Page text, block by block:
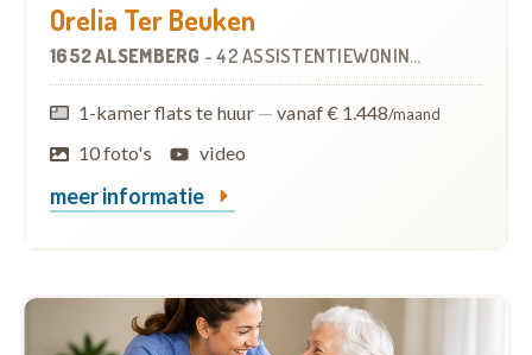
Orelia Ter Beuken
1652 ALSEMBERG -42 ASSISTENTIEWONINGEN
1-kamer flats te huur — vanaf € 1.448/maand
10 foto's video
meer informatie